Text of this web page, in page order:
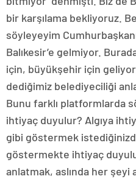
bir karşılama bekliyoruz.
söyleyeyim
Balıkesir’e gelmiyor.
için, büyükşehir için
dediğimiz belediyeciliği
Bunu farklı platformlarda
ihtiyaç duyulur? Algıya
gibi göstermek
göstermekte ihtiyaç
anlatmak, aslında her şeyi